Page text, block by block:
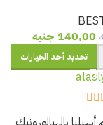
140,00 جنيه
تحديد أحد الخيارات